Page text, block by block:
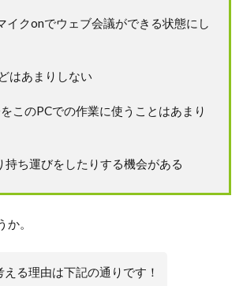
イクonでウェブ会議ができる状態にし
はあまりしない
このPCでの作業に使うことはあまり
持ち運びをしたりする機会がある
。
える理由は下記の通りです！